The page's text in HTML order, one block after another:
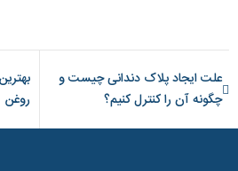
علت ایجاد پلاک دندانی چیست و
چگونه آن را کنترل کنیم؟
روغن